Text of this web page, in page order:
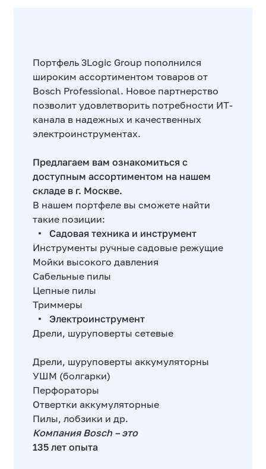
Портфель 3Logic Group пополнился
широким ассортиментом товаров от
Bosch Professional. Новое партнерство
позволит удовлетворить потребности ИТ-
канала в надежных и качественных
электроинструментах.
Предлагаем вам ознакомиться с
доступным ассортиментом на нашем
складе в г. Москве.
В нашем портфеле вы сможете найти
такие позиции:
Садовая техника и инструмент
Инструменты ручные садовые режущие
Мойки высокого давления
Сабельные пилы
Цепные пилы
Триммеры
Электроинструмент
Дрели, шуруповерты сетевые
Дрели, шуруповерты аккумуляторны
УШМ (болгарки)
Перфораторы
Отвертки аккумуляторные
Пилы, лобзики и др.
Компания Bosch – это
135 лет опыта